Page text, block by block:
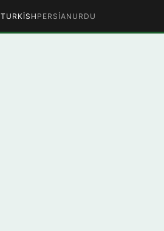
TURKISH PERSIAN URDU